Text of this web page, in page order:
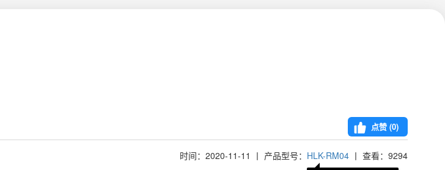
点赞 (0)
时间：2020-11-11 丨 产品型号： HLK-RM04 丨 查看：9294